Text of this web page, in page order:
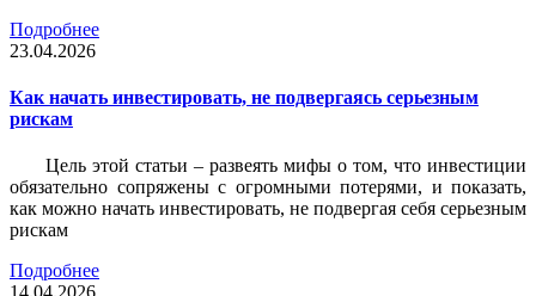
Подробнее
23.04.2026
Как начать инвестировать, не подвергаясь серьезным
рискам
Цель этой статьи – развеять мифы о том, что инвестиции
обязательно сопряжены с огромными потерями, и показать,
как можно начать инвестировать, не подвергая себя серьезным
рискам
Подробнее
14.04.2026